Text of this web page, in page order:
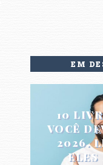
EM
10
VOCÊ
2026.
ELES